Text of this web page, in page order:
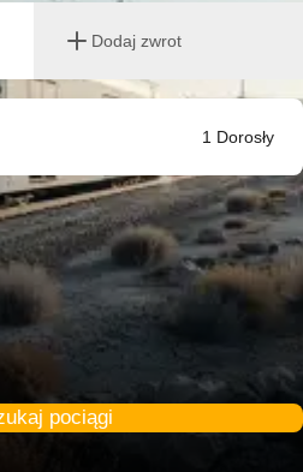
Dodaj zwrot
1 Dorosły
pociągi